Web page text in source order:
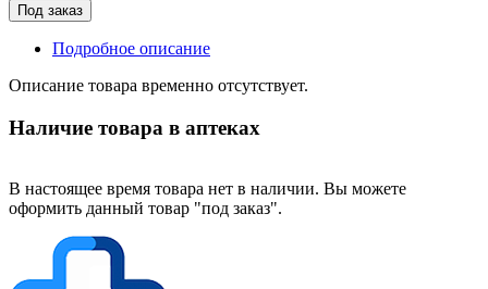
Под заказ
Подробное описание
Описание товара временно отсутствует.
Наличие товара в аптеках
В настоящее время товара нет в наличии. Вы можете
оформить данный товар "под заказ".